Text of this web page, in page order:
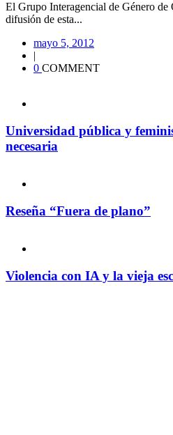
El Grupo Interagencial de Género
difusión de esta...
mayo 5, 2012
|
0 COMMENT
Universidad pública y
necesaria
Reseña “Fuera de plano”
Violencia con IA y la vieja